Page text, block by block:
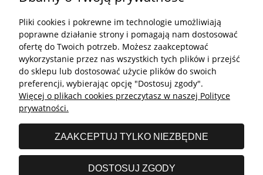
Kontakt
Kontakt
undefined
Godziny otwarcia salonu:
Poniedziałek - Piątek: 11:00 - 19:00
Sobota: 10:00 - 14:00
Pliki cookies i pokrewne im technologie umożliwiają
poprawne działanie strony i pomagają nam dostosować
ofertę do Twoich potrzeb. Możesz zaakceptować
wykorzystanie przez nas wszystkich tych plików i przejść
do sklepu lub dostosować użycie plików do swoich
preferencji, wybierając opcję "Dostosuj zgody".
Więcej o plikach cookies przeczytasz w naszej Polityce
prywatności.
ZAAKCEPTUJ TYLKO NIEZBĘDNE
DOSTOSUJ ZGODY